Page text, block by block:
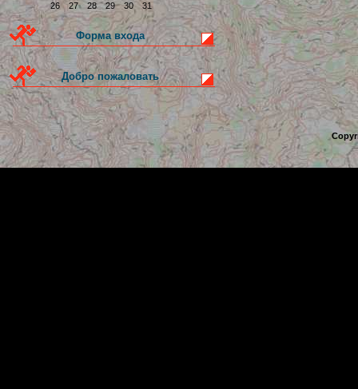
26
27 28 29 30 31
Форма входа
Добро пожаловать